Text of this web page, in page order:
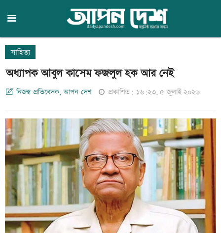
সাহিত্য
অধ্যাপক আবুল কাসেম ফজলুল হক আর নেই
নিজস্ব প্রতিবেদক, আপন দেশ প্রকাশিত: ১৬:২৩, ৫ জুলাই ২০২৬